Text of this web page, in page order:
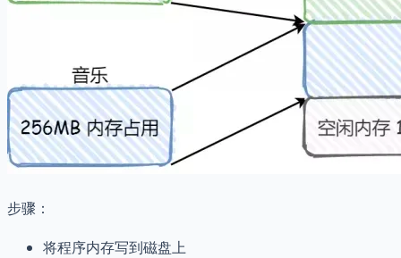
步骤：
将程序内存写到磁盘上